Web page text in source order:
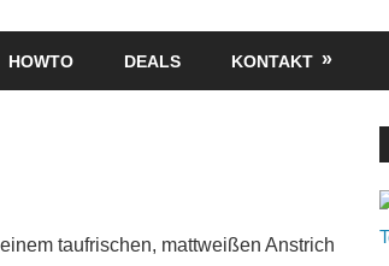
HOWTO DEALS KONTAKT
taufrischen, mattweißen Anstrich